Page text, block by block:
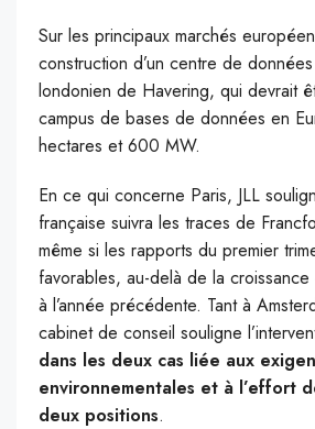
Sur les principaux marchés
construction d’un centre de
londonien de Havering, qui devrait
campus de bases de données en
hectares et 600 MW.
En ce qui concerne Paris, JLL
française suivra les traces de
même si les rapports du premier
favorables, au-delà de la
à l’année précédente. Tant à
cabinet de conseil souligne
dans les deux cas liée aux
environnementales et à l’effort
deux positions.